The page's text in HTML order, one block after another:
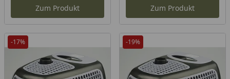
Zum Produkt Zum Produkt
-17% -19%